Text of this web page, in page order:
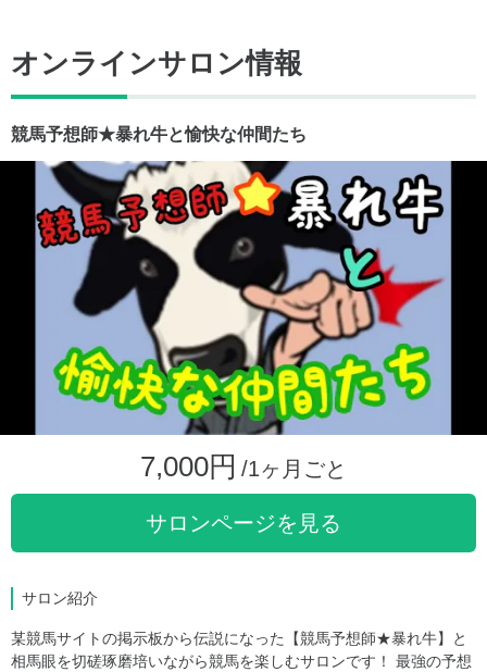
オンラインサロン情報
競馬予想師★暴れ牛と愉快な仲間たち
7,000円 /1ヶ月ごと
サロンページを見る
サロン紹介
某競馬サイトの掲示板から伝説になった【競馬予想師★暴れ牛】と
相馬眼を切磋琢磨培いながら競馬を楽しむサロンです！ 最強の予想